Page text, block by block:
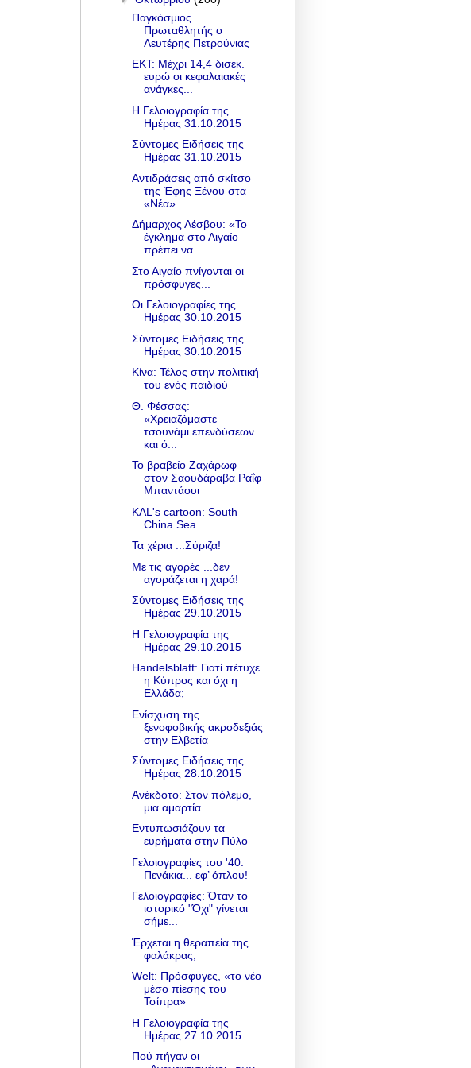
Παγκόσμιος
Πρωταθλητής ο
Λευτέρης Πετρούνιας
ΕΚΤ: Μέχρι 14,4 δισεκ.
ευρώ οι κεφαλαιακές
ανάγκες...
Η Γελοιογραφία της
Ημέρας 31.10.2015
Σύντομες Ειδήσεις της
Ημέρας 31.10.2015
Αντιδράσεις από σκίτσο
της Έφης Ξένου στα
«Νέα»
Δήμαρχος Λέσβου: «Το
έγκλημα στο Αιγαίο
πρέπει να ...
Στο Αιγαίο πνίγονται οι
πρόσφυγες...
Οι Γελοιογραφίες της
Ημέρας 30.10.2015
Σύντομες Ειδήσεις της
Ημέρας 30.10.2015
Κίνα: Τέλος στην πολιτική
του ενός παιδιού
Θ. Φέσσας:
«Χρειαζόμαστε
τσουνάμι επενδύσεων
και ό...
Το βραβείο Ζαχάρωφ
στον Σαουδάραβα Ραΐφ
Μπαντάουι
KAL's cartoon: South
China Sea
Τα χέρια ...Σύριζα!
Με τις αγορές ...δεν
αγοράζεται η χαρά!
Σύντομες Ειδήσεις της
Ημέρας 29.10.2015
Η Γελοιογραφία της
Ημέρας 29.10.2015
Handelsblatt: Γιατί πέτυχε
η Κύπρος και όχι η
Ελλάδα;
Ενίσχυση της
ξενοφοβικής ακροδεξιάς
στην Ελβετία
Σύντομες Ειδήσεις της
Ημέρας 28.10.2015
Ανέκδοτο: Στον πόλεμο,
μια αμαρτία
Εντυπωσιάζουν τα
ευρήματα στην Πύλο
Γελοιογραφίες του '40:
Πενάκια... εφ’ όπλου!
Γελοιογραφίες: Όταν το
ιστορικό "Όχι" γίνεται
σήμε...
Έρχεται η θεραπεία της
φαλάκρας;
Welt: Πρόσφυγες, «το νέο
μέσο πίεσης του
Τσίπρα»
Η Γελοιογραφία της
Ημέρας 27.10.2015
Πού πήγαν οι